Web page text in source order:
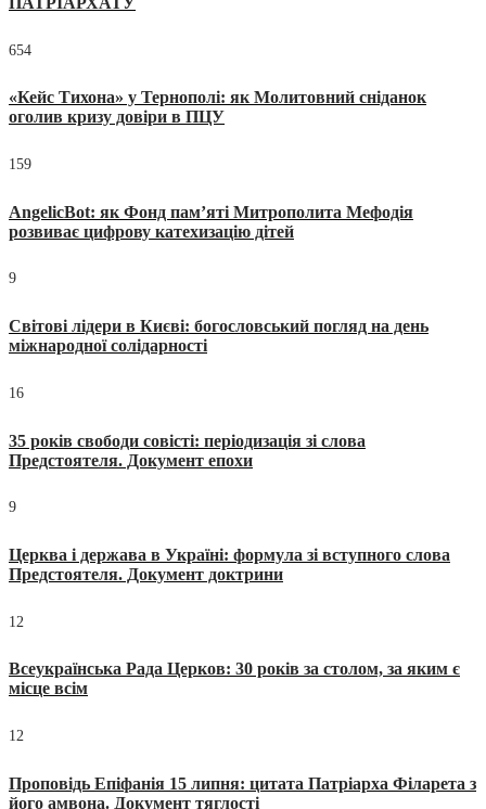
654
«Кейс Тихона» у Тернополі: як Молитовний сніданок
оголив кризу довіри в ПЦУ
159
AngelicBot: як Фонд пам’яті Митрополита Мефодія
розвиває цифрову катехизацію дітей
9
Світові лідери в Києві: богословський погляд на день
міжнародної солідарності
16
35 років свободи совісті: періодизація зі слова
Предстоятеля. Документ епохи
9
Церква і держава в Україні: формула зі вступного слова
Предстоятеля. Документ доктрини
12
Всеукраїнська Рада Церков: 30 років за столом, за яким є
місце всім
12
Проповідь Епіфанія 15 липня: цитата Патріарха Філарета з
його амвона. Документ тяглості